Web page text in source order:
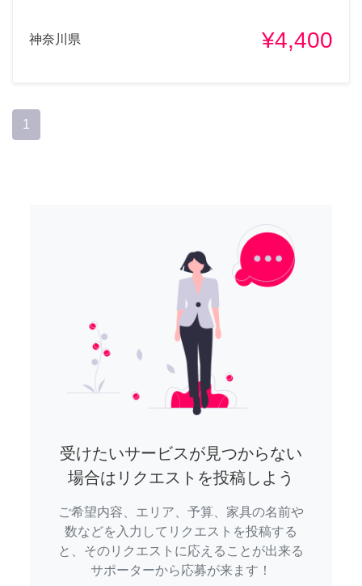
神奈川県 ¥4,400
1
受けたいサービスが見つからない
場合はリクエストを投稿しよう
ご希望内容、エリア、予算、家具の名前や
数などを入力してリクエストを投稿する
と、そのリクエストに応えることが出来る
サポーターから応募が来ます！